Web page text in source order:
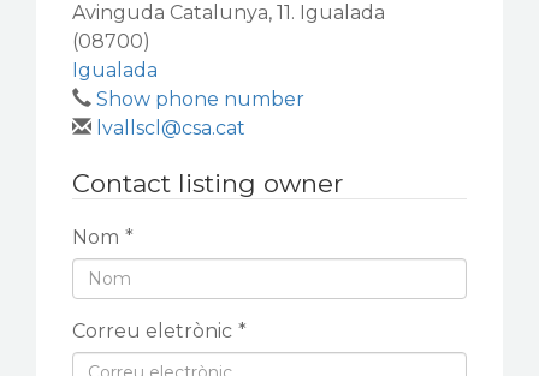
Avinguda Catalunya, 11. Igualada
(08700)
Igualada
Show phone number
lvallscl@csa.cat
Contact listing owner
Nom *
Correu eletrònic *